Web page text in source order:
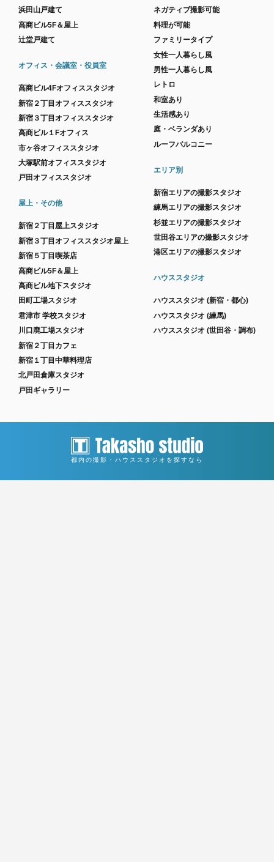
浜田山戸建て
高商ビル5F＆屋上
辻堂戸建て
オフィス・会議室・役員室
高商ビル4Fオフィススタジオ
新宿２丁目オフィススタジオ
新宿３丁目オフィススタジオ
高商ビル１Fオフィス
市ヶ谷オフィススタジオ
大塚駅前オフィススタジオ
戸田オフィススタジオ
屋上・その他
新宿２丁目屋上スタジオ
新宿３丁目オフィススタジオ屋上
新宿５丁目喫茶店
高商ビル5F＆屋上
高商ビル地下スタジオ
田町工場スタジオ
君津市 学校スタジオ
川口廃工場スタジオ
新宿２丁目カフェ
新宿１丁目中華料理店
北戸田倉庫スタジオ
戸田ギャラリー
ネガティブ撮影可能
料理が可能
ファミリータイプ
女性一人暮らし風
男性一人暮らし風
レトロ
和室あり
生活感あり
庭・ベランダあり
ルーフバルコニー
エリア別
新宿エリアの撮影スタジオ
練馬エリアの撮影スタジオ
杉並エリアの撮影スタジオ
世田谷エリアの撮影スタジオ
港区エリアの撮影スタジオ
ハウススタジオ
ハウススタジオ (新宿・都心)
ハウススタジオ (練馬)
ハウススタジオ (世田谷・調布)
都内の撮影・ハウススタジオを探すなら